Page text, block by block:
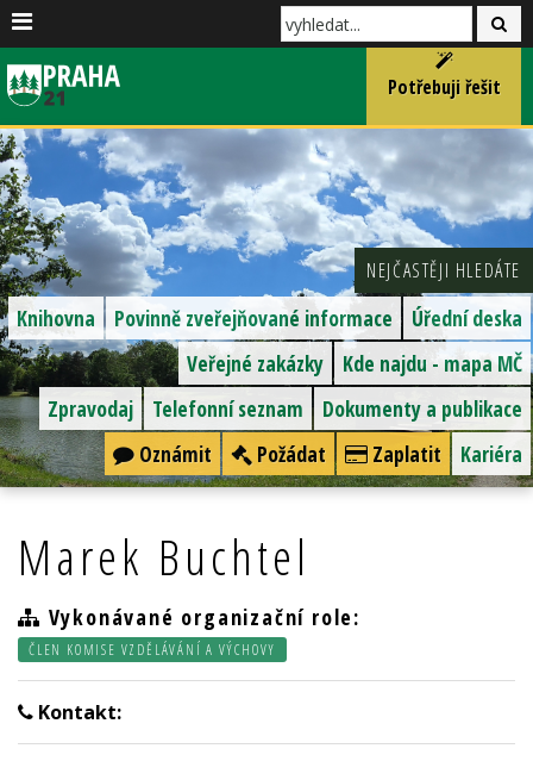
Potřebuji řešit
NEJČASTĚJI HLEDÁTE
Úřední deska
Povinně zveřejňované informace
Knihovna
Kde najdu - mapa MČ
Veřejné zakázky
Dokumenty a publikace
Telefonní seznam
Zpravodaj
Kariéra
Zaplatit
Požádat
Oznámit
Marek Buchtel
Vykonávané organizační role:
ČLEN KOMISE VZDĚLÁVÁNÍ A VÝCHOVY
Kontakt: